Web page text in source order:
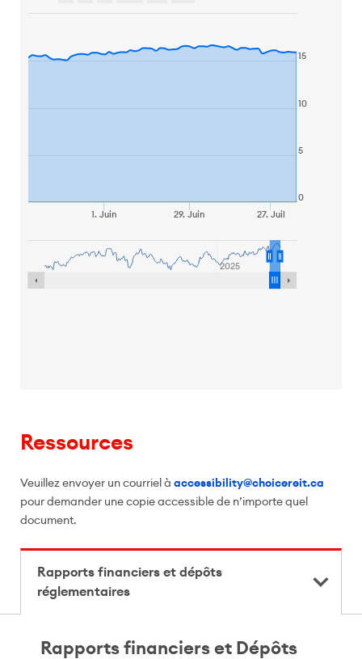
Ressources
Veuillez envoyer un courriel à accessibility@choicereit.ca
pour demander une copie accessible de n’importe quel
document.
Rapports financiers et dépôts
réglementaires
Rapports financiers et Dépôts